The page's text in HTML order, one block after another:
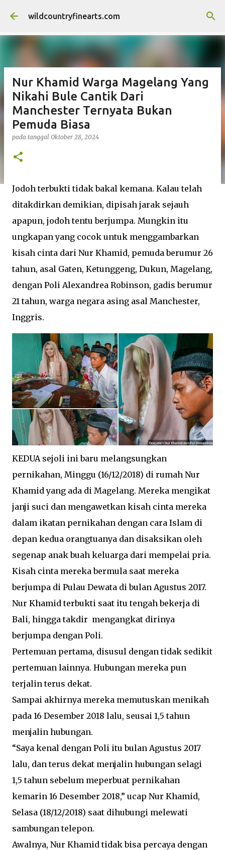
Langsung ke konten utama
wildcountryfinearts.com
Nur Khamid Warga Magelang Yang
Nikahi Bule Cantik Dari
Manchester Ternyata Bukan
Pemuda Biasa
pada tanggal Oktober 28, 2024
Jodoh terbukti tidak bakal kemana. Kalau telah
ditakdirkan demikian, dipisah jarak sejauh
apapun, jodoh tentu berjumpa. Mungkin itu
ungkapan yang cocok untuk menggambarkan
kisah cinta dari Nur Khamid, pemuda berumur 26
tahun, asal Gaten, Ketunggeng, Dukun, Magelang,
dengan Poli Alexandrea Robinson, gadis berumur
21 tahun, warga negara asing asal Manchester,
Inggris.
KEDUA sejoli ini baru melangsungkan
pernikahan, Minggu (16/12/2018) di rumah Nur
Khamid yang ada di Magelang. Mereka mengikat
janji suci dan mengawetkan kisah cinta mereka
dalam ikatan pernikahan dengan cara Islam di
depan kedua orangtuanya dan disaksikan oleh
segenap anak buah keluarga dari mempelai pria.
Kisah cinta mereka bermula saat mereka
berjumpa di Pulau Dewata di bulan Agustus 2017.
Nur Khamid terbukti saat itu tengah bekerja di
Bali, hingga takdir mengangkat dirinya
berjumpa dengan Poli.
Pertemuan pertama, disusul dengan tidak sedikit
pertemuan lainnya. Hubungan mereka pun
terjalin terus dekat.
Sampai akhirnya mereka memutuskan menikah
pada 16 Desember 2018 lalu, seusai 1,5 tahun
menjalin hubungan.
“Saya kenal dengan Poli itu bulan Agustus 2017
lalu, dan terus dekat menjalin hubungan selagi
1,5 tahun sebelum meperbuat pernikahan
kemarin 16 Desember 2018,” ucap Nur Khamid,
Selasa (18/12/2018) saat dihubungi melewati
sambungan telepon.
Awalnya, Nur Khamid tidak bisa percaya dengan